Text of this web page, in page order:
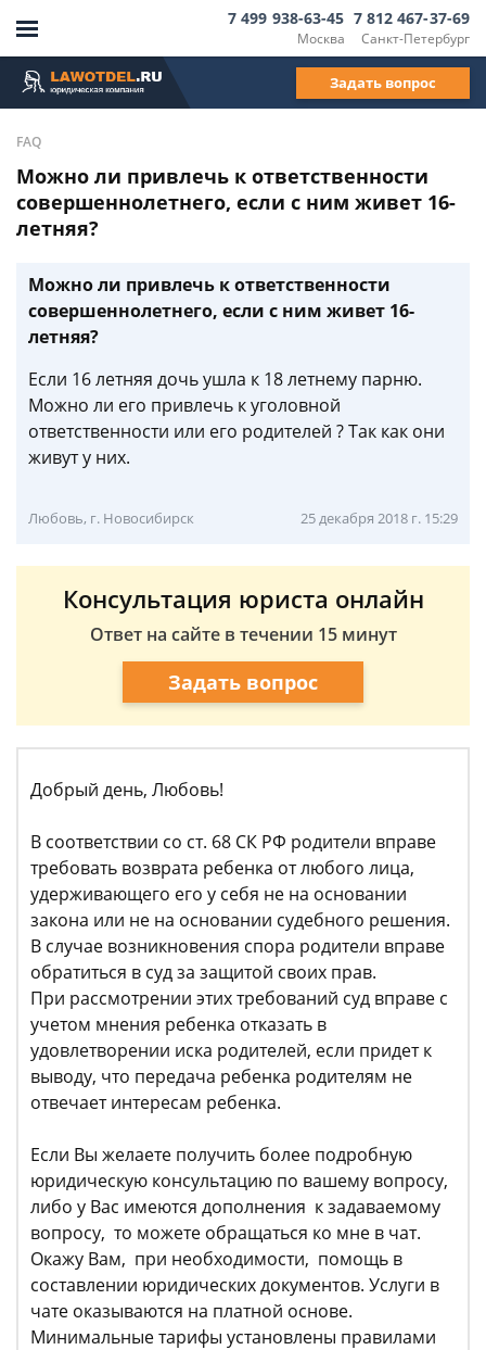
Москва
7 499 938-63-45
Санкт-Петербург
7 812 467-37-69
Задать вопрос
FAQ
Можно ли привлечь к ответственности
совершеннолетнего, если с ним живет 16-
летняя?
Можно ли привлечь к ответственности
совершеннолетнего, если с ним живет 16-
летняя?
Если 16 летняя дочь ушла к 18 летнему парню.
Можно ли его привлечь к уголовной
ответственности или его родителей ? Так как они
живут у них.
Любовь, г. Новосибирск 25 декабря 2018 г. 15:29
Консультация юриста онлайн
Ответ на сайте в течении 15 минут
Задать вопрос
Добрый день, Любовь!
В соответствии со ст. 68 СК РФ родители вправе
требовать возврата ребенка от любого лица,
удерживающего его у себя не на основании
закона или не на основании судебного решения.
В случае возникновения спора родители вправе
обратиться в суд за защитой своих прав.
При рассмотрении этих требований суд вправе с
учетом мнения ребенка отказать в
удовлетворении иска родителей, если придет к
выводу, что передача ребенка родителям не
отвечает интересам ребенка.
Если Вы желаете получить более подробную
юридическую консультацию по вашему вопросу,
либо у Вас имеются дополнения к задаваемому
вопросу, то можете обращаться ко мне в чат.
Окажу Вам, при необходимости, помощь в
составлении юридических документов. Услуги в
чате оказываются на платной основе.
Минимальные тарифы установлены правилами